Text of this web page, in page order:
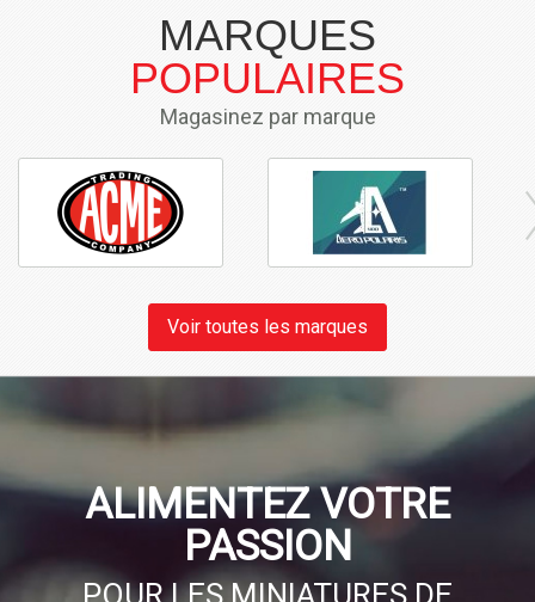
MARQUES
POPULAIRES
Magasinez par marque
Voir toutes les marques
ALIMENTEZ VOTRE
PASSION
POUR LES MINIATURES DE